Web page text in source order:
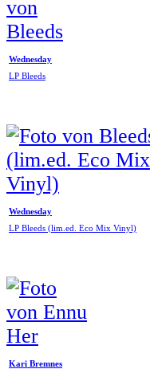
Wednesday
LP Bleeds
Wednesday
LP Bleeds (lim.ed. Eco Mix Vinyl)
Kari Bremnes